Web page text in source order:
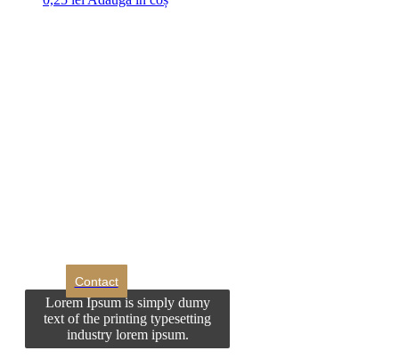
Contact
Lorem Ipsum is simply dumy
text of the printing typesetting
industry lorem ipsum.